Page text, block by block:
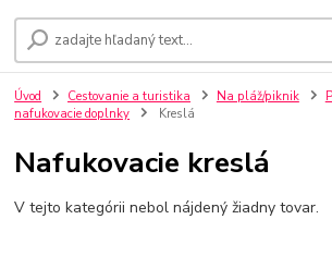
Úvod Cestovanie a turistika Na pláž/piknik
nafukovacie doplnky
Kreslá
Nafukovacie kreslá
V tejto kategórii nebol nájdený žiadny tovar.